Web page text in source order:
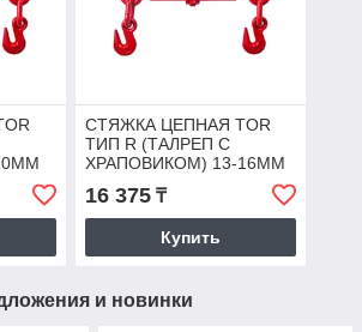
СТЯЖКА ЦЕПНАЯ TOR
ТИП R (ТАЛРЕП С
ХРАПОВИКОМ) 13-16ММ
16 375₸
Купить
и новинки